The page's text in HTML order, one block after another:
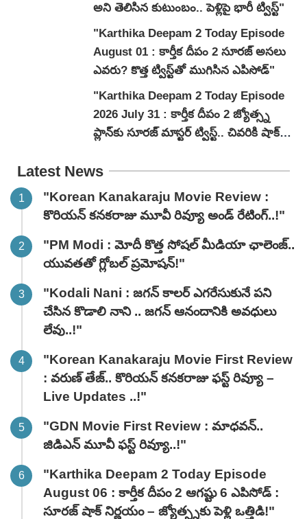
అని తెలిసిన కుటుంబం.. పెళ్లిపై భారీ ట్విస్ట్"
"Karthika Deepam 2 Today Episode
August 01 : కార్తీక దీపం 2 సూరజ్ అసలు
ఎవరు? కొత్త ట్విస్ట్‌తో ముగిసిన ఎపిసోడ్"
"Karthika Deepam 2 Today Episode
2026 July 31 : కార్తీక దీపం 2 జ్యోత్స్న
ప్లాన్‌కు సూరజ్ మాస్టర్ ట్విస్ట్.. చివరికి షాక్
Latest News
"Korean Kanakaraju Movie Review :
కొరియన్ కనకరాజు మూవీ రివ్యూ అండ్ రేటింగ్‌..!"
"PM Modi : మోదీ కొత్త సోషల్ మీడియా ఛాలెంజ్..
యువతతో గ్లోబల్ ప్రమోషన్!"
"Kodali Nani : జగన్ కాలర్ ఎగరేసుకునే పని
చేసిన కొడాలి నాని .. జగన్ ఆనందానికి అవధులు
లేవు..!"
"Korean Kanakaraju Movie First Review
: వరుణ్ తేజ్.. కొరియన్ కనకరాజు ఫస్ట్ రివ్యూ –
Live Updates ..!"
"GDN Movie First Review : మాధవన్..
జిడిఎన్ మూవీ ఫ‌స్ట్ రివ్యూ..!"
"Karthika Deepam 2 Today Episode
August 06 : కార్తీక దీపం 2 ఆగష్టు 6 ఎపిసోడ్ :
సూరజ్ షాక్ నిర్ణయం – జ్యోత్స్నకు పెళ్లి ఒత్తిడి!"